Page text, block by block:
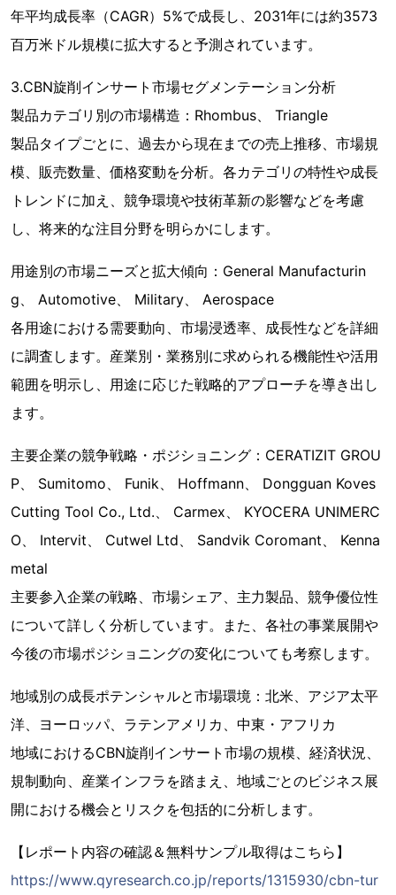
年平均成長率（CAGR）5%で成長し、2031年には約3573
百万米ドル規模に拡大すると予測されています。
3.CBN旋削インサート市場セグメンテーション分析
製品カテゴリ別の市場構造：Rhombus、 Triangle
製品タイプごとに、過去から現在までの売上推移、市場規
模、販売数量、価格変動を分析。各カテゴリの特性や成長
トレンドに加え、競争環境や技術革新の影響などを考慮
し、将来的な注目分野を明らかにします。
用途別の市場ニーズと拡大傾向：General Manufacturin
g、 Automotive、 Military、 Aerospace
各用途における需要動向、市場浸透率、成長性などを詳細
に調査します。産業別・業務別に求められる機能性や活用
範囲を明示し、用途に応じた戦略的アプローチを導き出し
ます。
主要企業の競争戦略・ポジショニング：CERATIZIT GROU
P、 Sumitomo、 Funik、 Hoffmann、 Dongguan Koves
Cutting Tool Co., Ltd.、 Carmex、 KYOCERA UNIMERC
O、 Intervit、 Cutwel Ltd、 Sandvik Coromant、 Kenna
metal
主要参入企業の戦略、市場シェア、主力製品、競争優位性
について詳しく分析しています。また、各社の事業展開や
今後の市場ポジショニングの変化についても考察します。
地域別の成長ポテンシャルと市場環境：北米、アジア太平
洋、ヨーロッパ、ラテンアメリカ、中東・アフリカ
地域におけるCBN旋削インサート市場の規模、経済状況、
規制動向、産業インフラを踏まえ、地域ごとのビジネス展
開における機会とリスクを包括的に分析します。
【レポート内容の確認＆無料サンプル取得はこちら】
https://www.qyresearch.co.jp/reports/1315930/cbn-tur